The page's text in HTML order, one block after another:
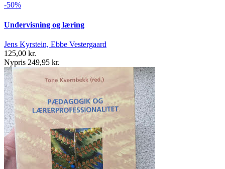
-50%
Undervisning og læring
Jens Kyrstein, Ebbe Vestergaard
125,00 kr.
Nypris 249,95 kr.